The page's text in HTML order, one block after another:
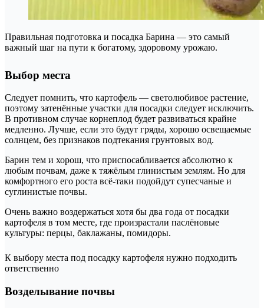
Правильная подготовка и посадка Барина — это самый
важный шаг на пути к богатому, здоровому урожаю.
Выбор места
Следует помнить, что картофель — светолюбивое растение,
поэтому затенённые участки для посадки следует исключить.
В противном случае корнеплод будет развиваться крайне
медленно. Лучше, если это будут гряды, хорошо освещаемые
солнцем, без признаков подтекания грунтовых вод.
Барин тем и хорош, что приспосабливается абсолютно к
любым почвам, даже к тяжёлым глинистым землям. Но для
комфортного его роста всё-таки подойдут супесчаные и
суглинистые почвы.
Очень важно воздержаться хотя бы два года от посадки
картофеля в том месте, где произрастали паслёновые
культуры: перцы, баклажаны, помидоры.
К выбору места под посадку картофеля нужно подходить
ответственно
Возделывание почвы